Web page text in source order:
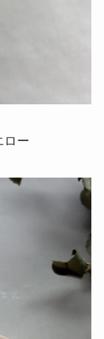
ロー